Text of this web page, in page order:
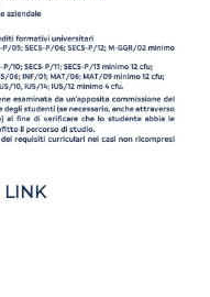
LINK